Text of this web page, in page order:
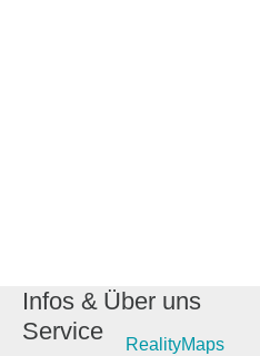
Infos &
Service
Über uns
RealityMaps